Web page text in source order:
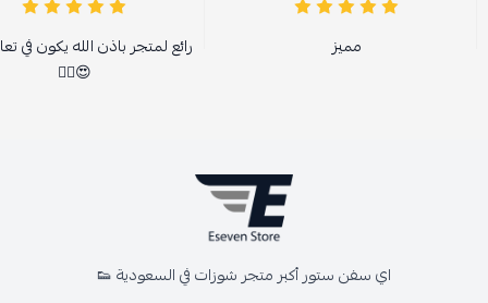
مميز
رائع لمتجر باذن الله يكون في
😍👌🏻
اي سفن ستور أكبر متجر شوزات في السعودية 👟